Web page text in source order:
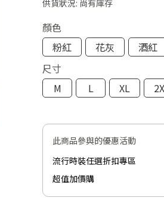
供貨狀況: 尚有庫存
顏色
粉紅
花灰
酒紅
尺寸
M
L XL
此商品參與的優惠活動
流行時裝任選折扣專區
超值加價購